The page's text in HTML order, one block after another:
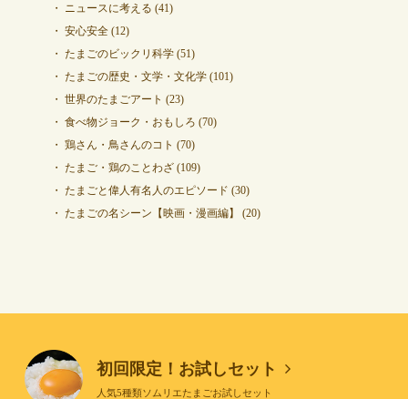
ニュースに考える (41)
安心安全(12)
たまごのビックリ科学(51)
たまごの歴史・文学・文化学(101)
世界のたまごアート (23)
食べ物ジョーク・おもしろ (70)
鶏さん・鳥さんのコト (70)
たまご・鶏のことわざ(109)
たまごと偉人有名人のエピソード (30)
たまごの名シーン【映画・漫画編】
(20)
初回限定！お試しセット
人気5種類ソムリエたまごお試しセット